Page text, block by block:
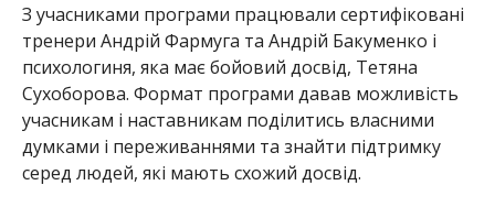
З учасниками програми працювали сертифіковані
тренери Андрій Фармуга та Андрій Бакуменко і
психологиня, яка має бойовий досвід, Тетяна
Сухоборова. Формат програми давав можливість
учасникам і наставникам поділитись власними
думками і переживаннями та знайти підтримку
серед людей, які мають схожий досвід.